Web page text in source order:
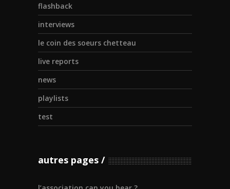
flashback
interviews
le coin des soeurs chetteau
live reports
news
playlists
test
autres pages